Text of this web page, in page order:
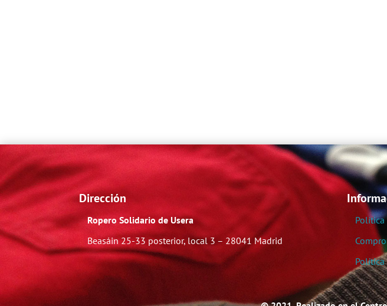
Dirección
Ropero Solidario de Usera
Beasáin 25-33 posterior, local 3 – 28041 Madrid
Política